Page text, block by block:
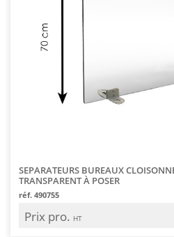
SEPARATEURS BUREAUX
TRANSPARENT À POSER
réf. 490755
Prix pro. HT